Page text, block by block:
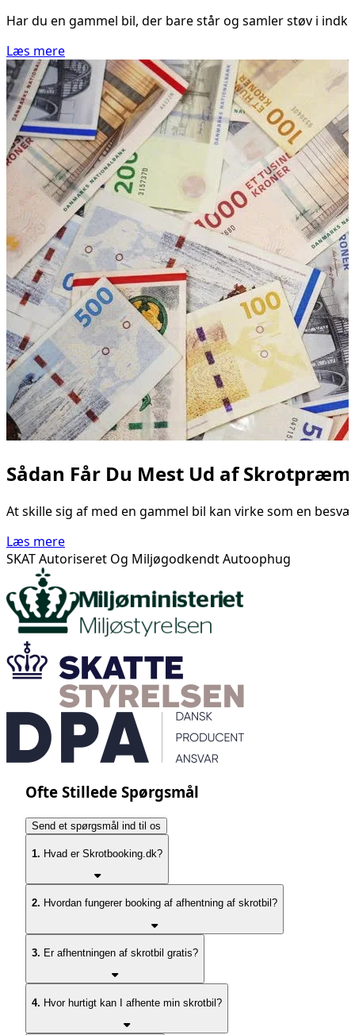
Har du en gammel bil, der bare står og samler støv i
Læs mere
Sådan Får Du Mest Ud af
At skille sig af med en gammel bil kan virke som en
Læs mere
SKAT Autoriseret Og Miljøgodkendt Autoophug
Ofte Stillede Spørgsmål
Send et spørgsmål ind til os
1. Hvad er Skrotbooking.dk?
2. Hvordan fungerer booking af afhentning af skrotbil?
3. Er afhentningen af skrotbil gratis?
4. Hvor hurtigt kan I afhente min skrotbil?